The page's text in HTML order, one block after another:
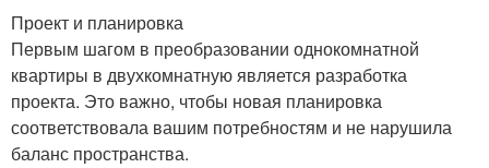
Проект и планировка
Первым шагом в преобразовании однокомнатной
квартиры в двухкомнатную является разработка
проекта. Это важно, чтобы новая планировка
соответствовала вашим потребностям и не нарушила
баланс пространства.